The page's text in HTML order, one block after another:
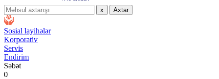
x Axtar
Sosial layihələr
Korporativ
Servis
Endirim
Səbət
0